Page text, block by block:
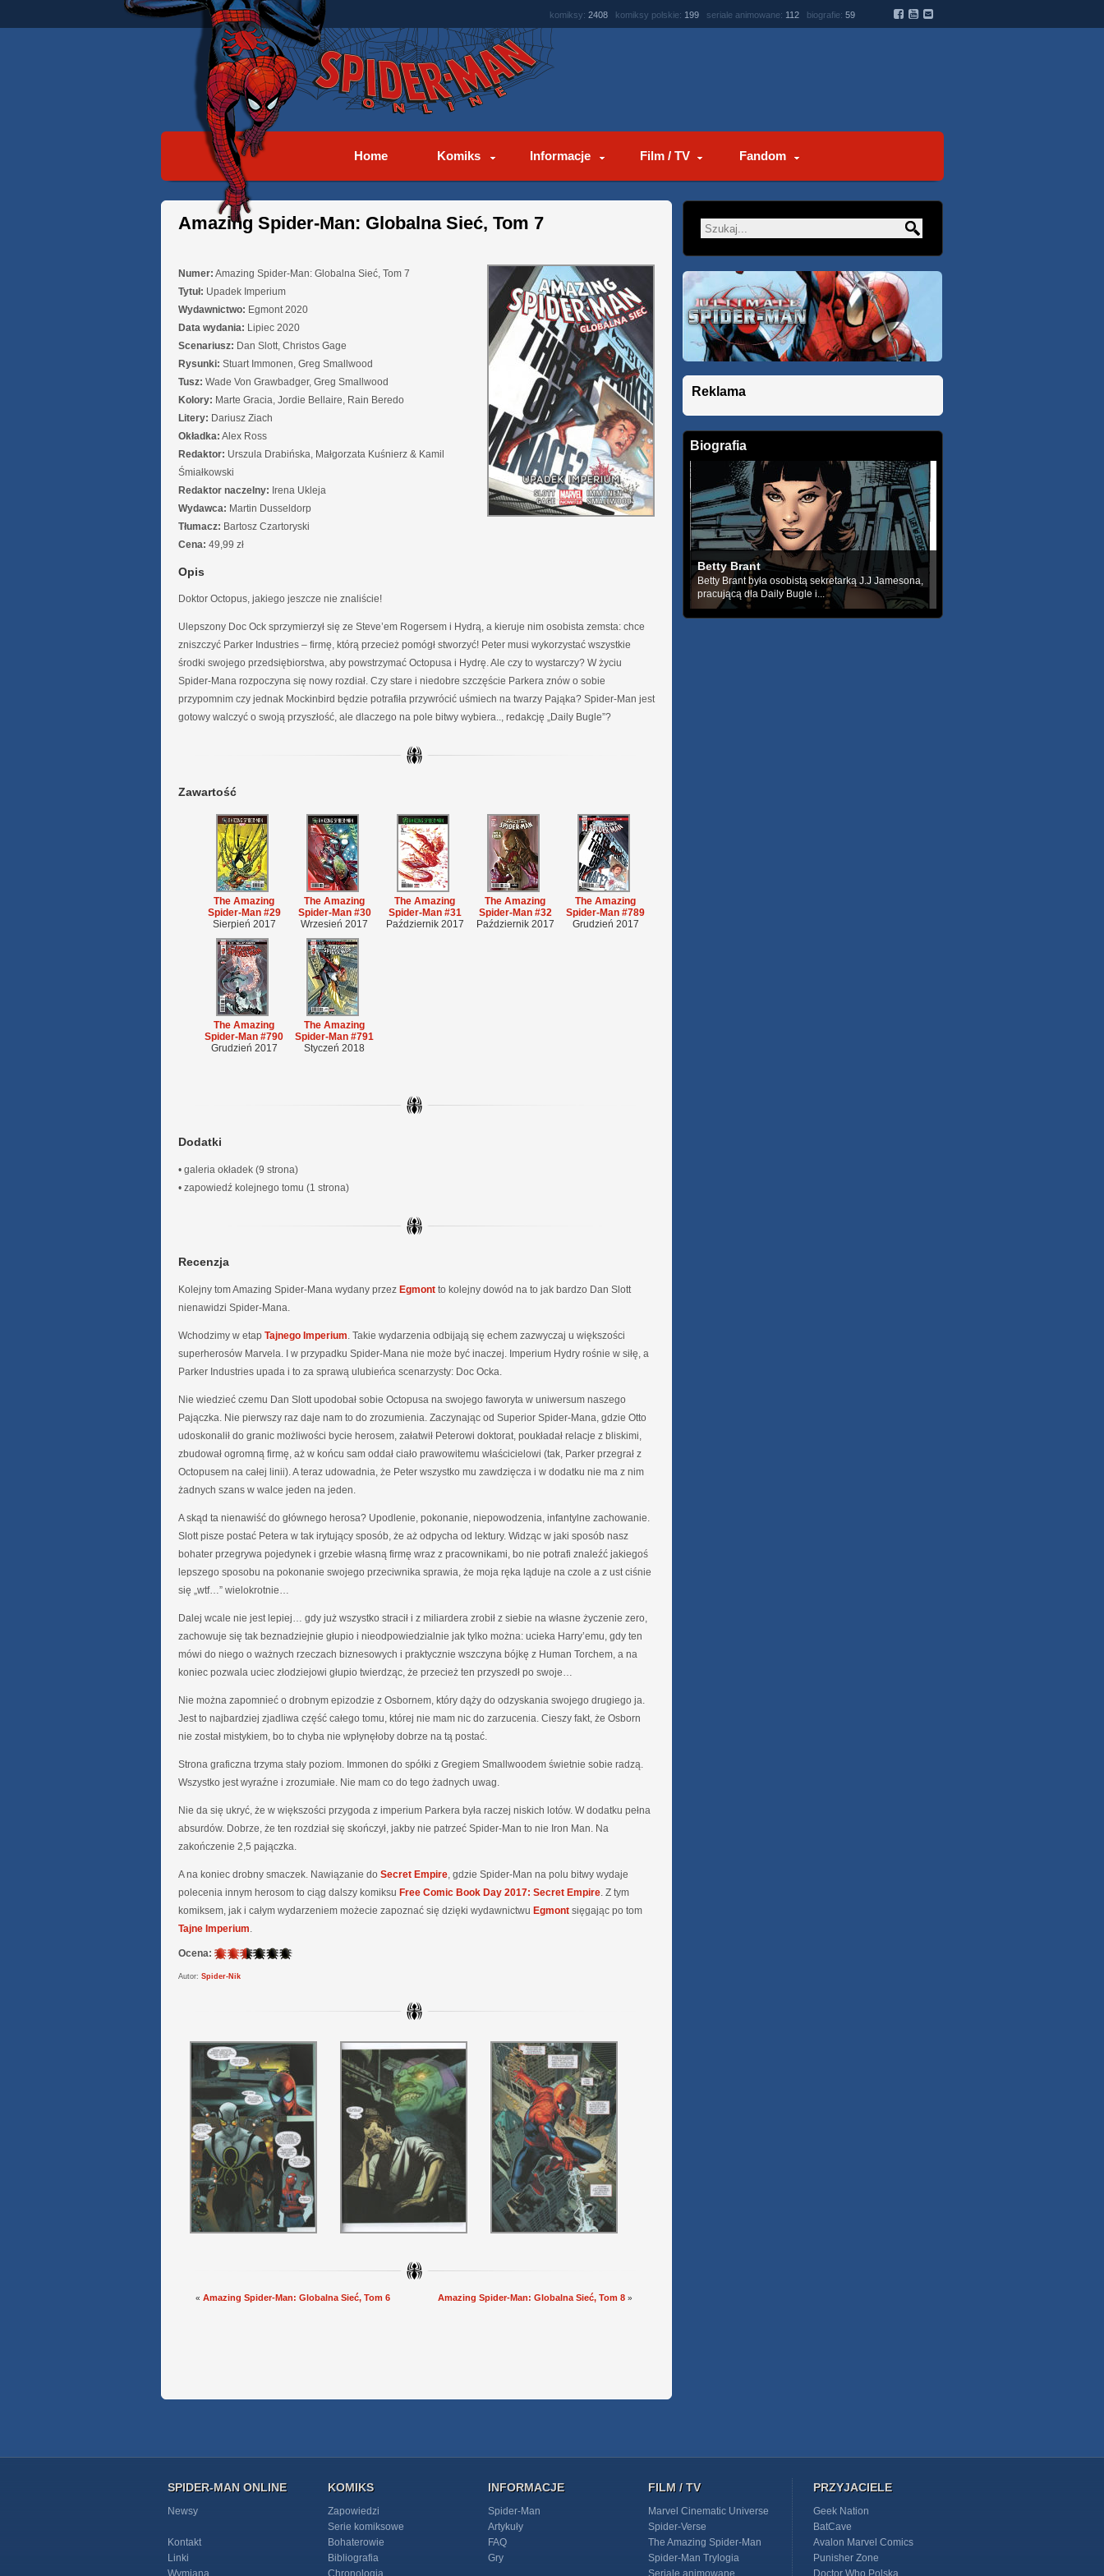
komiksy: 2408 komiksy polskie: 199 seriale animowane: 112 biografie: 59
Home Komiks Informacje Film / TV Fandom
Amazing Spider-Man: Globalna Sieć, Tom 7
Numer: Amazing Spider-Man: Globalna Sieć, Tom 7
Tytuł: Upadek Imperium
Wydawnictwo: Egmont 2020
Data wydania: Lipiec 2020
Scenariusz: Dan Slott, Christos Gage
Rysunki: Stuart Immonen, Greg Smallwood
Tusz: Wade Von Grawbadger, Greg Smallwood
Kolory: Marte Gracia, Jordie Bellaire, Rain Beredo
Litery: Dariusz Ziach
Okładka: Alex Ross
Redaktor: Urszula Drabińska, Małgorzata Kuśnierz & Kamil
Śmiałkowski
Redaktor naczelny: Irena Ukleja
Wydawca: Martin Dusseldorp
Tłumacz: Bartosz Czartoryski
Cena: 49,99 zł
Opis
Doktor Octopus, jakiego jeszcze nie znaliście!
Ulepszony Doc Ock sprzymierzył się ze Steve’em Rogersem i Hydrą, a kieruje nim osobista zemsta: chce
zniszczyć Parker Industries – firmę, którą przecież pomógł stworzyć! Peter musi wykorzystać wszystkie
środki swojego przedsiębiorstwa, aby powstrzymać Octopusa i Hydrę. Ale czy to wystarczy? W życiu
Spider-Mana rozpoczyna się nowy rozdiał. Czy stare i niedobre szczęście Parkera znów o sobie
przypomnim czy jednak Mockinbird będzie potrafiła przywrócić uśmiech na twarzy Pająka? Spider-Man jest
gotowy walczyć o swoją przyszłość, ale dlaczego na pole bitwy wybiera.., redakcję „Daily Bugle”?
Zawartość
The Amazing
Spider-Man #29
Sierpień 2017
The Amazing
Spider-Man #30
Wrzesień 2017
The Amazing
Spider-Man #31
Październik 2017
The Amazing
Spider-Man #32
Październik 2017
The Amazing
Spider-Man #789
Grudzień 2017
The Amazing
Spider-Man #790
Grudzień 2017
The Amazing
Spider-Man #791
Styczeń 2018
Dodatki
• galeria okładek (9 strona)
• zapowiedź kolejnego tomu (1 strona)
Recenzja
Kolejny tom Amazing Spider-Mana wydany przez Egmont to kolejny dowód na to jak bardzo Dan Slott
nienawidzi Spider-Mana.
Wchodzimy w etap Tajnego Imperium . Takie wydarzenia odbijają się echem zazwyczaj u większości
superherosów Marvela. I w przypadku Spider-Mana nie może być inaczej. Imperium Hydry rośnie w siłę, a
Parker Industries upada i to za sprawą ulubieńca scenarzysty: Doc Ocka.
Nie wiedzieć czemu Dan Slott upodobał sobie Octopusa na swojego faworyta w uniwersum naszego
Pajączka. Nie pierwszy raz daje nam to do zrozumienia. Zaczynając od Superior Spider-Mana, gdzie Otto
udoskonalił do granic możliwości bycie herosem, załatwił Peterowi doktorat, poukładał relacje z bliskimi,
zbudował ogromną firmę, aż w końcu sam oddał ciało prawowitemu właścicielowi (tak, Parker przegrał z
Octopusem na całej linii). A teraz udowadnia, że Peter wszystko mu zawdzięcza i w dodatku nie ma z nim
żadnych szans w walce jeden na jeden.
A skąd ta nienawiść do głównego herosa? Upodlenie, pokonanie, niepowodzenia, infantylne zachowanie.
Slott pisze postać Petera w tak irytujący sposób, że aż odpycha od lektury. Widząc w jaki sposób nasz
bohater przegrywa pojedynek i grzebie własną firmę wraz z pracownikami, bo nie potrafi znaleźć jakiegoś
lepszego sposobu na pokonanie swojego przeciwnika sprawia, że moja ręka ląduje na czole a z ust ciśnie
się „wtf…” wielokrotnie…
Dalej wcale nie jest lepiej… gdy już wszystko stracił i z miliardera zrobił z siebie na własne życzenie zero,
zachowuje się tak beznadziejnie głupio i nieodpowiedzialnie jak tylko można: ucieka Harry’emu, gdy ten
mówi do niego o ważnych rzeczach biznesowych i praktycznie wszczyna bójkę z Human Torchem, a na
koniec pozwala uciec złodziejowi głupio twierdząc, że przecież ten przyszedł po swoje…
Nie można zapomnieć o drobnym epizodzie z Osbornem, który dąży do odzyskania swojego drugiego ja.
Jest to najbardziej zjadliwa część całego tomu, której nie mam nic do zarzucenia. Cieszy fakt, że Osborn
nie został mistykiem, bo to chyba nie wpłynęłoby dobrze na tą postać.
Strona graficzna trzyma stały poziom. Immonen do spółki z Gregiem Smallwoodem świetnie sobie radzą.
Wszystko jest wyraźne i zrozumiałe. Nie mam co do tego żadnych uwag.
Nie da się ukryć, że w większości przygoda z imperium Parkera była raczej niskich lotów. W dodatku pełna
absurdów. Dobrze, że ten rozdział się skończył, jakby nie patrzeć Spider-Man to nie Iron Man. Na
zakończenie 2,5 pajączka.
A na koniec drobny smaczek. Nawiązanie do Secret Empire , gdzie Spider-Man na polu bitwy wydaje
polecenia innym herosom to ciąg dalszy komiksu Free Comic Book Day 2017: Secret Empire . Z tym
komiksem, jak i całym wydarzeniem możecie zapoznać się dzięki wydawnictwu Egmont sięgając po tom
Tajne Imperium
Ocena:
Autor: Spider-Nik
« Amazing Spider-Man: Globalna Sieć, Tom 6 Amazing Spider-Man: Globalna Sieć, Tom 8 »
Reklama
Biografia
Betty Brant
Betty Brant była osobistą sekretarką J.J Jamesona,
pracującą dla Daily Bugle i...
SPIDER-MAN ONLINE
Newsy
Kontakt
Linki
Wymiana
KOMIKS
Zapowiedzi
Serie komiksowe
Bohaterowie
Bibliografia
Chronologia
INFORMACJE
Spider-Man
Artykuły
FAQ
Gry
FILM / TV
Marvel Cinematic Universe
Spider-Verse
The Amazing Spider-Man
Spider-Man Trylogia
Seriale animowane
PRZYJACIELE
Geek Nation
BatCave
Avalon Marvel Comics
Punisher Zone
Doctor Who Polska